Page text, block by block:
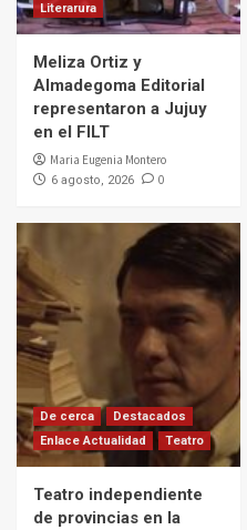
Literarura
Meliza Ortiz y
Almadegoma Editorial
representaron a Jujuy
en el FILT
Maria Eugenia Montero
6 agosto, 2026 0
De cerca
Destacados
Enlace Actualidad
Teatro
Teatro independiente
de provincias en la